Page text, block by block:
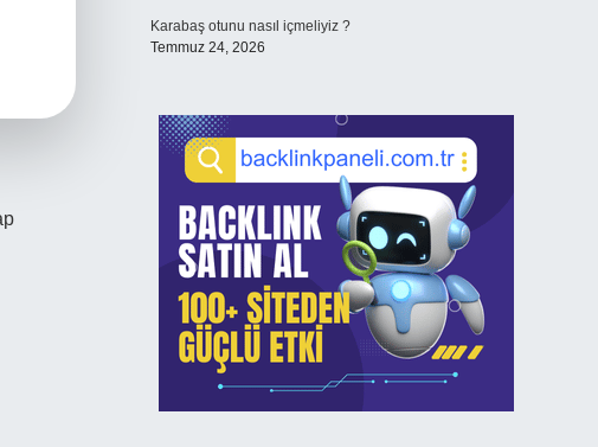
Karabaş otunu nasıl içmeliyiz ?
Temmuz 24, 2026